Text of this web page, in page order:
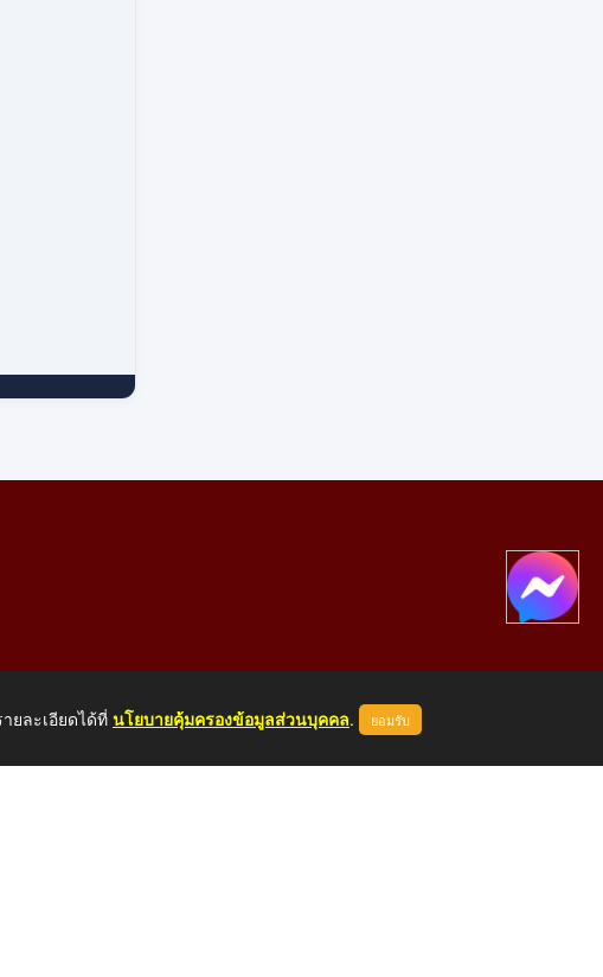
ยละเอียดได้ที่ นโยบายคุ้มครองข้อมูลส่วนบุคคล. ยอมรับ